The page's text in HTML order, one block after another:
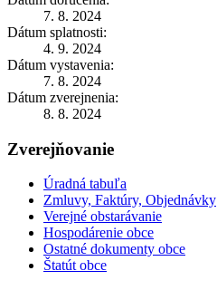
7. 8. 2024
Dátum splatnosti:
4. 9. 2024
Dátum vystavenia:
7. 8. 2024
Dátum zverejnenia:
8. 8. 2024
Zverejňovanie
Úradná tabuľa
Zmluvy, Faktúry, Objednávky
Verejné obstarávanie
Hospodárenie obce
Ostatné dokumenty obce
Štatút obce